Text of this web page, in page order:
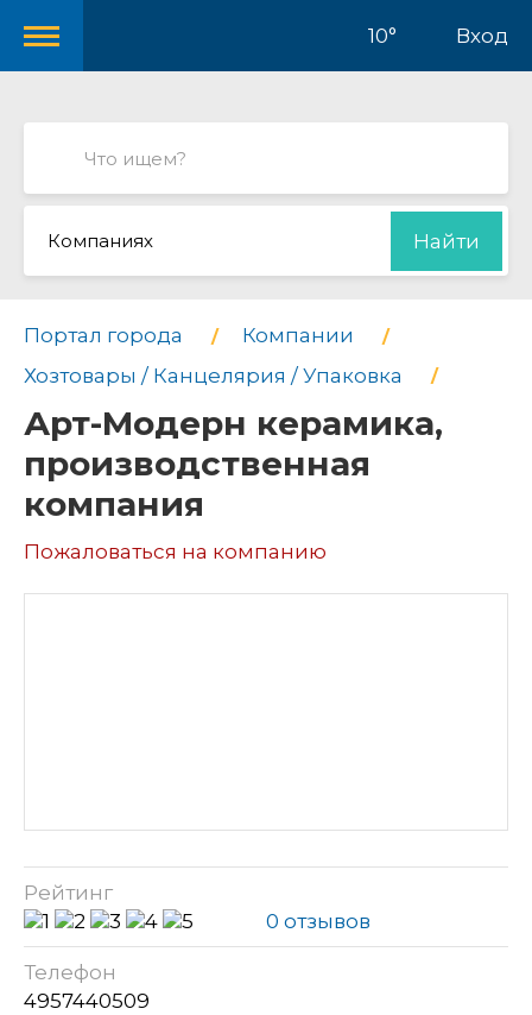
10° Вход
Компаниях Найти
Портал города
Компании
Хозтовары / Канцелярия / Упаковка
Арт-Модерн керамика,
производственная
компания
Пожаловаться на компанию
Рейтинг
0 отзывов
Телефон
4957440509